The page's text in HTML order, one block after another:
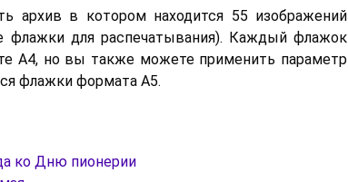
архив в котором находится 55 изображений
флажки для распечатывания). Каждый флажок
А4, но вы также можете применить параметр
флажки формата А5.
ко Дню пионерии